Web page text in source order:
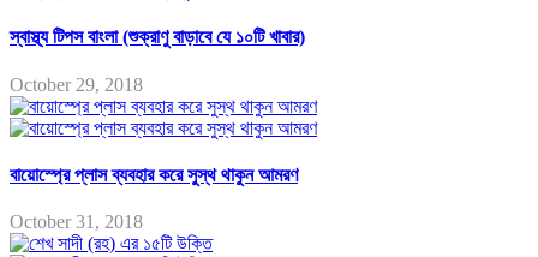
স্বাস্থ্য টিপস বাংলা (শুক্রাণু বাড়াবে যে ১০টি খাবার)
October 29, 2018
বায়োস্প্রে প্লাস ব্যবহার করে সুস্থ থাকুন আমরণ
October 31, 2018